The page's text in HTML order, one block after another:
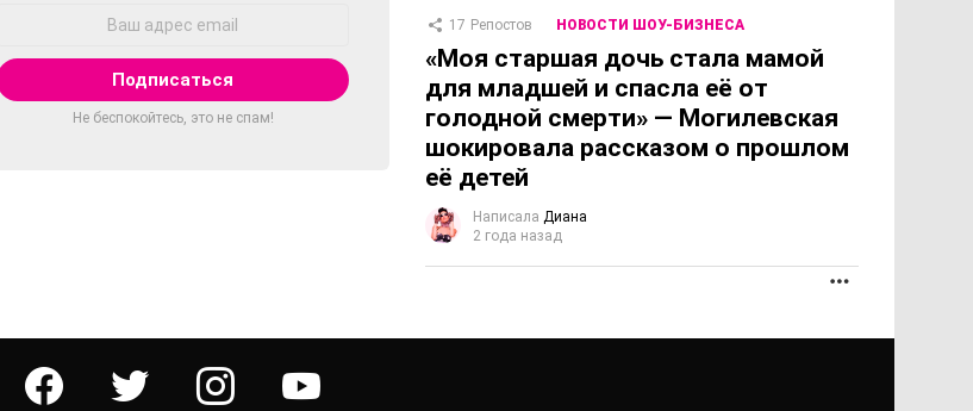
Не беспокойтесь, это не спам!
17 Репостов НОВОСТИ ШОУ-БИЗНЕСА
«Моя старшая дочь стала мамой
для младшей и спасла её от
голодной смерти» — Могилевская
шокировала рассказом о прошлом
её детей
Написала Диана
2 года назад
facebook twitter instagram youtube